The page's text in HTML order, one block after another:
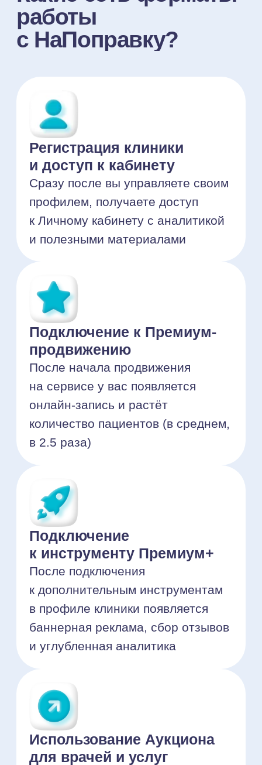
Подключение к Премиум-
продвижению
После начала продвижения
онлайн-запись и растёт
в 2.5 раза)
Подключение
к инструменту Премиум+
После подключения
в профиле клиники появляется
баннерная реклама, сбор отзывов
и углубленная аналитика
Использование Аукциона
для врачей и услуг
конкретных врачей и услуги, даёт
кратный рост записей,
перехватывает пациентов
Ваша клиника уже есть
на НаПоправку,
начните управлять её
профилем:
Регистрация и вход в кабинет
Как НаПоправку
создаёт поток
пациентов?
Пациенты находят НаПоправку
услуги или партнёрские
платформы.
Пациенты находят врача или
услугу по запросу, например:
«гастроэнтеролог», «ЭВЛК», «УЗИ
мягких тканей».